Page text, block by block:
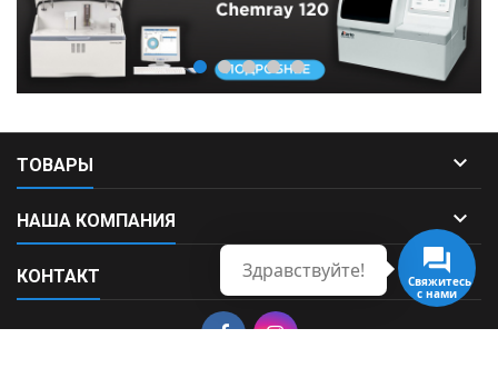
ТОВАРЫ 
НАША КОМПАНИЯ 
КОНТАКТ 
Свяжитесь
с нами
Здравствуйте!